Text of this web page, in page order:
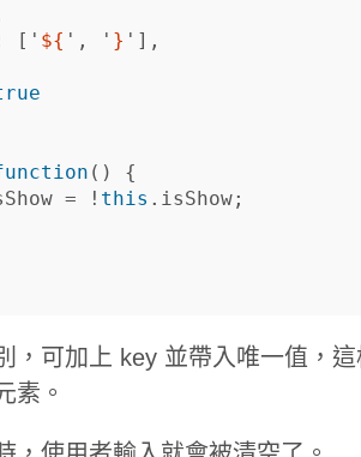
[ ' ${ ' , ' } ' ],
()
{
= ! this . isShow;
，可加上 key 並帶入唯一值，
素。